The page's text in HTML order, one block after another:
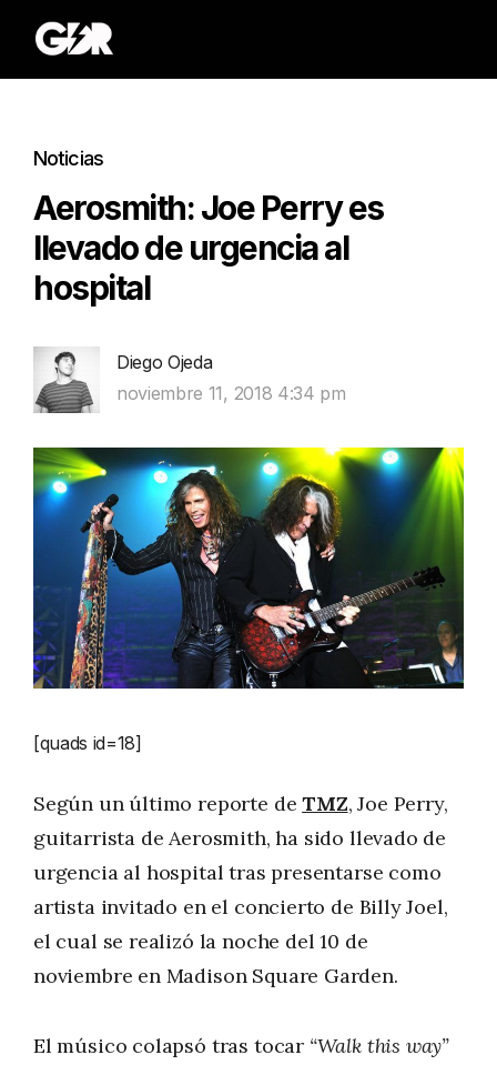
Noticias
Aerosmith: Joe Perry es
llevado de urgencia al
hospital
Diego Ojeda
noviembre 11, 2018 4:34 pm
[quads id=18]
Según un último reporte deTMZ, Joe Perry,
guitarrista de Aerosmith, ha sido llevado de
urgencia al hospital tras presentarse como
artista invitado en el concierto de Billy Joel,
el cual se realizó la noche del 10 de
noviembre en Madison Square Garden.
El músico colapsó tras tocar “Walk this way”